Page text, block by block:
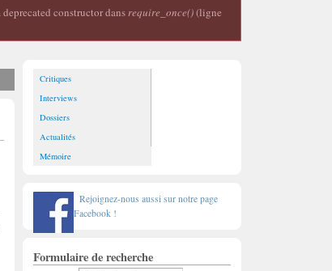
constructor dans require_once()(ligne
Critiques
Interviews
Dossiers
Actualités
Mémoire
Rejoignez-nous aussi sur notre page
Facebook !
Formulaire de recherche